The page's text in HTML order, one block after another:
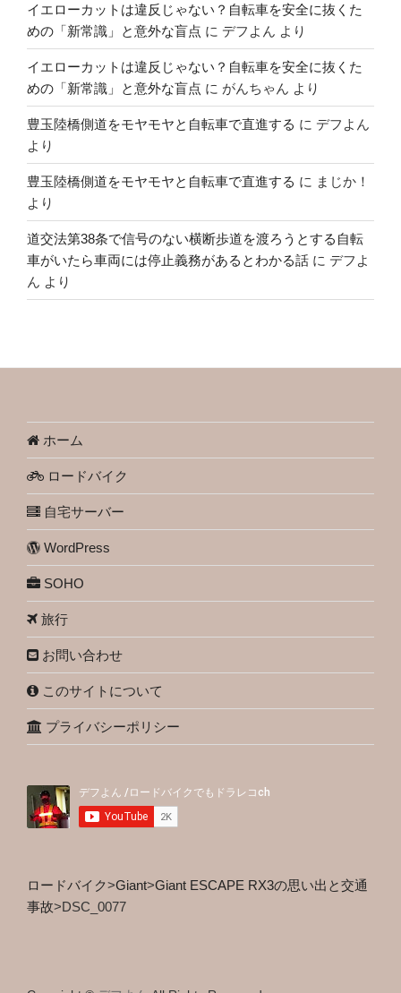
イエローカットは違反じゃない？自転車を安全に抜くた
めの「新常識」と意外な盲点 に デフよん より
イエローカットは違反じゃない？自転車を安全に抜くた
めの「新常識」と意外な盲点 に がんちゃん より
豊玉陸橋側道をモヤモヤと自転車で直進する に デフよん
より
豊玉陸橋側道をモヤモヤと自転車で直進する に まじか！
より
道交法第38条で信号のない横断歩道を渡ろうとする自転
車がいたら車両には停止義務があるとわかる話 に デフよ
ん より
ホーム
ロードバイク
自宅サーバー
WordPress
SOHO
旅行
お問い合わせ
このサイトについて
プライバシーポリシー
ロードバイク>Giant>Giant ESCAPE RX3の思い出と交通
事故>DSC_0077